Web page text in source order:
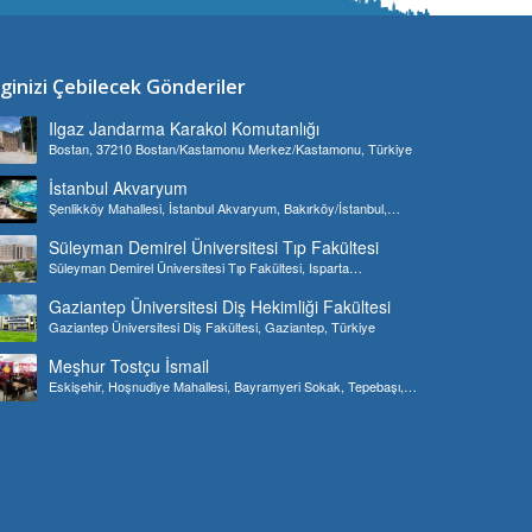
Çebilecek Gönderiler
Ilgaz Jandarma Karakol Komutanlığı
Bostan, 37210 Bostan/Kastamonu Merkez/Kastamonu, Türkiye
İstanbul Akvaryum
Şenlikköy Mahallesi, İstanbul Akvaryum, Bakırköy/İstanbul,
Süleyman Demirel Üniversitesi Tıp Fakültesi
Süleyman Demirel Üniversitesi Tıp Fakültesi, Isparta
Gaziantep Üniversitesi Diş Hekimliği Fakültesi
Gaziantep Üniversitesi Diş Fakültesi, Gaziantep, Türkiye
Meşhur Tostçu İsmail
Eskişehir, Hoşnudiye Mahallesi, Bayramyeri Sokak, Tepebaşı,